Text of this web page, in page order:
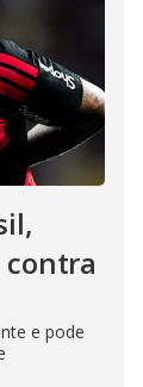
contra
e pode